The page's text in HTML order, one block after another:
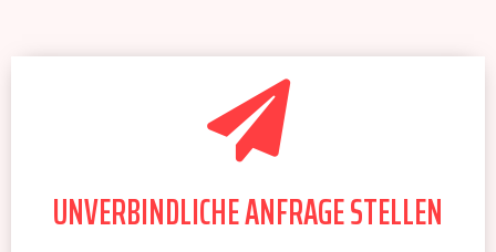
UNVERBINDLICHE ANFRAGE STELLEN